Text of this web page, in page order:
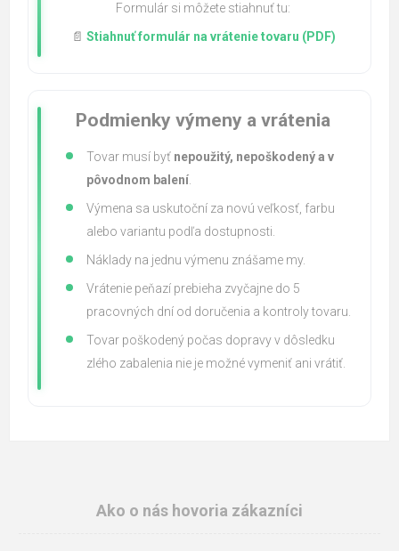
Formulár si môžete stiahnuť tu:
📄 Stiahnuť formulár na vrátenie tovaru (PDF)
Podmienky výmeny a vrátenia
Tovar musí byť nepoužitý, nepoškodený a v
pôvodnom balení
Výmena sa uskutoční za novú veľkosť, farbu
alebo variantu podľa dostupnosti.
Náklady na jednu výmenu znášame my.
Vrátenie peňazí prebieha zvyčajne do 5
pracovných dní od doručenia a kontroly tovaru.
Tovar poškodený počas dopravy v dôsledku
zlého zabalenia nie je možné vymeniť ani vrátiť.
Ako o nás hovoria zákazníci